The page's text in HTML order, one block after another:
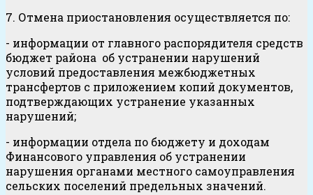
7. Отмена приостановления осуществляется по:
- информации от главного распорядителя средств
бюджет района об устранении нарушений
условий предоставления межбюджетных
трансфертов с приложением копий документов,
подтверждающих устранение указанных
нарушений;
- информации отдела по бюджету и доходам
Финансового управления об устранении
нарушения органами местного самоуправления
сельских поселений предельных значений.